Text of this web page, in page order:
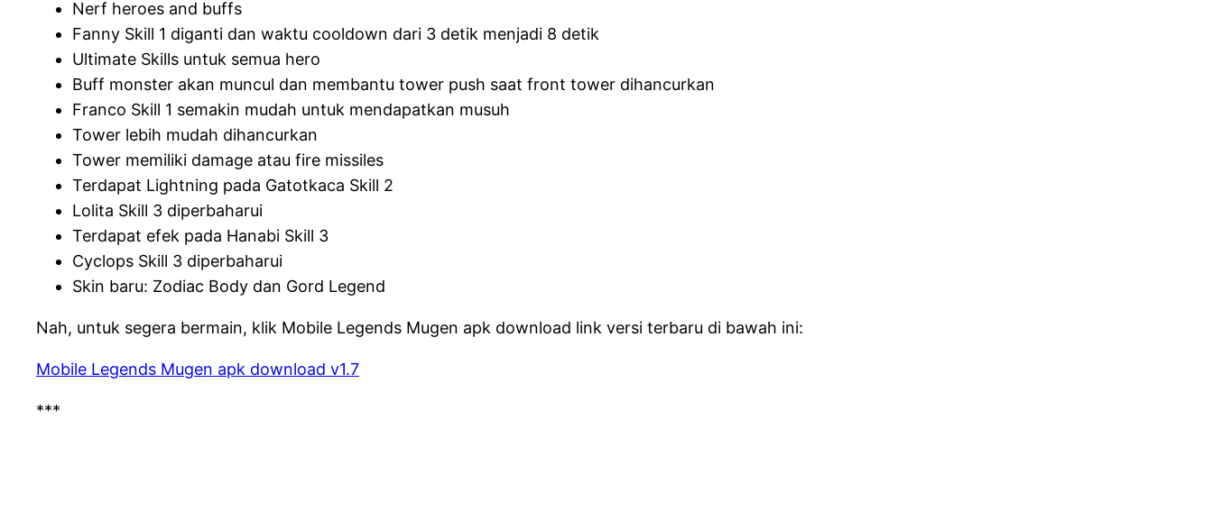
Nerf heroes and buffs
Fanny Skill 1 diganti dan waktu cooldown dari 3 detik menjadi 8 detik
Ultimate Skills untuk semua hero
Buff monster akan muncul dan membantu tower push saat front tower dihancurkan
Franco Skill 1 semakin mudah untuk mendapatkan musuh
Tower lebih mudah dihancurkan
Tower memiliki damage atau fire missiles
Terdapat Lightning pada Gatotkaca Skill 2
Lolita Skill 3 diperbaharui
Terdapat efek pada Hanabi Skill 3
Cyclops Skill 3 diperbaharui
Skin baru: Zodiac Body dan Gord Legend
Nah, untuk segera bermain, klik Mobile Legends Mugen apk download link versi terbaru di bawah ini:
Mobile Legends Mugen apk download v1.7
***